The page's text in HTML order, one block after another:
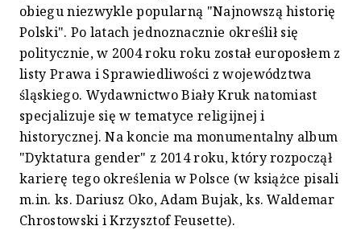
obiegu niezwykle popularną "Najnowszą historię
Polski". Po latach jednoznacznie określił się
politycznie, w 2004 roku roku został europosłem z
listy Prawa i Sprawiedliwości z województwa
śląskiego. Wydawnictwo Biały Kruk natomiast
specjalizuje się w tematyce religijnej i
historycznej. Na koncie ma monumentalny album
"Dyktatura gender" z 2014 roku, który rozpoczął
karierę tego określenia w Polsce (w książce pisali
m.in. ks. Dariusz Oko, Adam Bujak, ks. Waldemar
Chrostowski i Krzysztof Feusette).